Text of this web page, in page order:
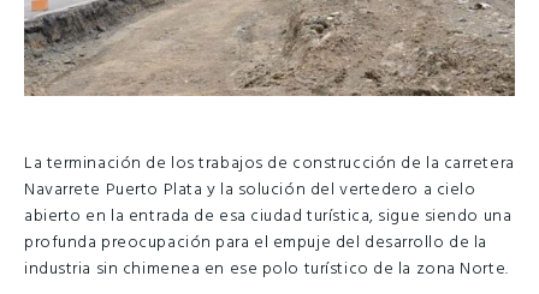
La terminación de los trabajos de construcción de la carretera
Navarrete Puerto Plata y la solución del vertedero a cielo
abierto en la entrada de esa ciudad turística, sigue siendo una
profunda preocupación para el empuje del desarrollo de la
industria sin chimenea en ese polo turístico de la zona Norte.